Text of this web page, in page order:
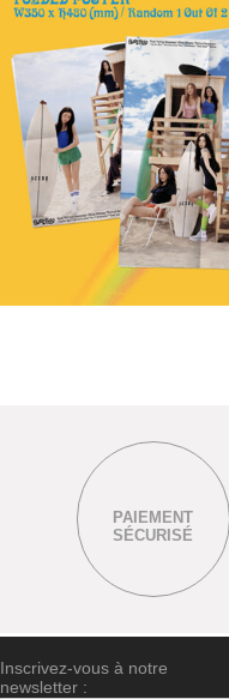
PAIEMENT
SÉCURISÉ
Inscrivez-vous à notre
newsletter :